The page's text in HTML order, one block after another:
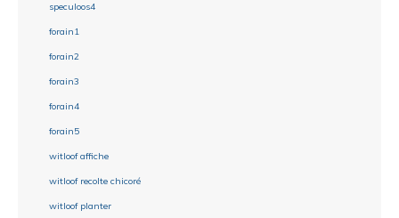
speculoos4
forain1
forain2
forain3
forain4
forain5
witloof affiche
witloof recolte chicoré
witloof planter